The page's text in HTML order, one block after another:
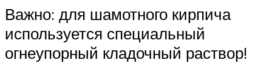
Важно: для шамотного кирпича
используется специальный
огнеупорный кладочный раствор!